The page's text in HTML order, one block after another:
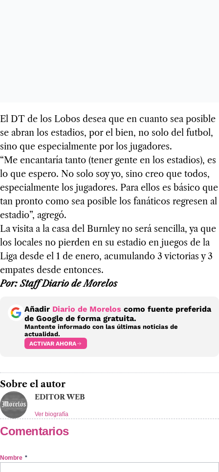
El DT de los Lobos desea que en cuanto sea posible
se abran los estadios, por el bien, no solo del futbol,
sino que especialmente por los jugadores.
“Me encantaría tanto (tener gente en los estadios), es
lo que espero. No solo soy yo, sino creo que todos,
especialmente los jugadores. Para ellos es básico que
tan pronto como sea posible los fanáticos regresen al
estadio”, agregó.
La visita a la casa del Burnley no será sencilla, ya que
los locales no pierden en su estadio en juegos de la
Liga desde el 1 de enero, acumulando 3 victorias y 3
empates desde entonces.
Por: Staff Diario de Morelos
Añadir Diario de Morelos como fuente preferida
de Google de forma gratuita.
Mantente informado con las últimas noticias de
actualidad.
ACTIVAR AHORA
Sobre el autor
EDITOR WEB
Ver biografía
Comentarios
Nombre *